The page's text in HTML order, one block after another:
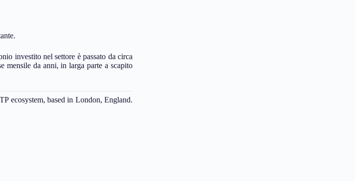
investito nel settore è passato da circa
da anni, in larga parte a scapito
ecosystem, based in London, England.